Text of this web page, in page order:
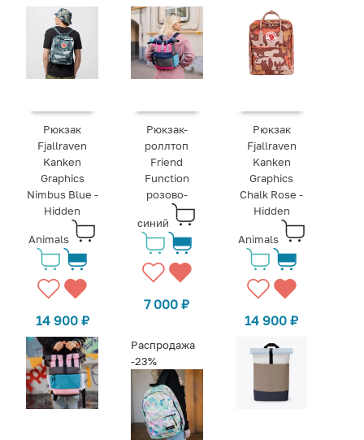
Рюкзак
Fjallraven
Kanken
Graphics
Nimbus Blue -
Hidden
Animals
14 900 ₽
Рюкзак-
роллтоп
Friend
Function
розово-
синий
7 000₽
Рюкзак
Fjallraven
Kanken
Graphics
Chalk Rose -
Hidden
Animals
14 900₽
Распродажа
-23%